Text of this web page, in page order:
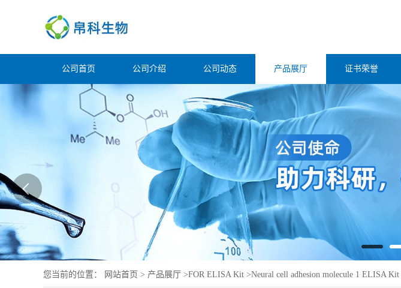
公司首页 公司介绍 公司动态 产品展厅 证书荣誉
您当前的位置： 网站首页 > 产品展厅 >FOR ELISA Kit >Neural cell adhesion molecule 1 ELISA Kit